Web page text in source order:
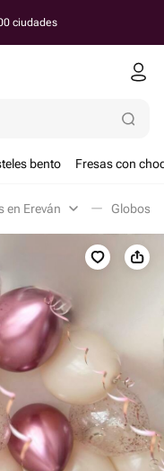
ciudades
bento Fresas con
en Ereván Globos